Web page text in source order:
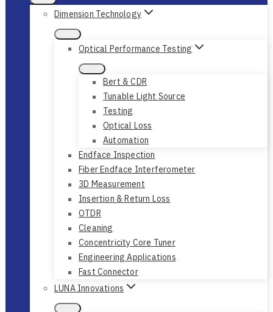
Dimension Technology
Optical Performance Testing
Bert & CDR
Tunable Light Source
Testing
Optical Loss
Automation
Endface Inspection
Fiber Endface Interferometer
3D Measurement
Insertion & Return Loss
OTDR
Cleaning
Concentricity Core Tuner
Engineering Applications
Fast Connector
LUNA Innovations